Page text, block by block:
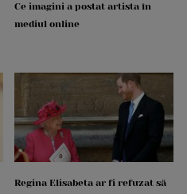
Ce imagini a postat artista în
mediul online
Regina Elisabeta ar fi refuzat să